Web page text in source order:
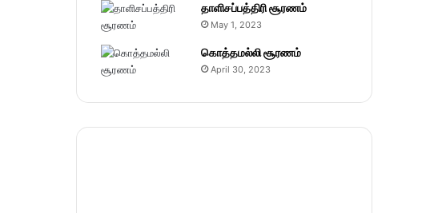
தாளிசப்பத்திரி சூரணம்
May 1, 2023
கொத்தமல்லி சூரணம்
April 30, 2023